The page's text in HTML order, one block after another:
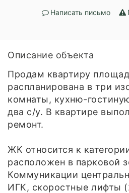
Написать письмо
Описание объекта
Продам квартиру
распланирована в три
комнаты, кухню-
два с/у. В квартире
ремонт.
ЖК относится к
расположен в парковой
Коммуникации
ИГК, скоростные лифты